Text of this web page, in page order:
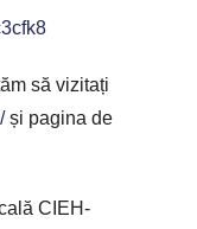
să vizitați
și pagina de
CIEH-